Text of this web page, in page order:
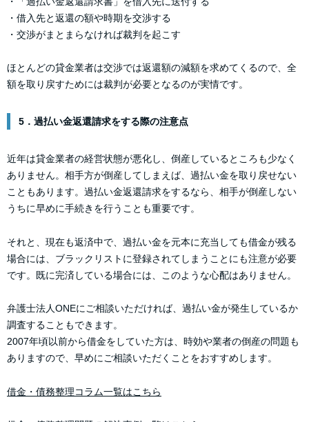
・借入先と返還の額や時期を交渉する
・交渉がまとまらなければ裁判を起こす
ほとんどの貸金業者は交渉では返還額の減額を求めてくるので、全
額を取り戻すためには裁判が必要となるのが実情です。
5．過払い金返還請求をする際の注意点
近年は貸金業者の経営状態が悪化し、倒産しているところも少なく
ありません。相手方が倒産してしまえば、過払い金を取り戻せない
こともあります。過払い金返還請求をするなら、相手が倒産しない
うちに早めに手続きを行うことも重要です。
それと、現在も返済中で、過払い金を元本に充当しても借金が残る
場合には、ブラックリストに登録されてしまうことにも注意が必要
です。既に完済している場合には、このような心配はありません。
弁護士法人ONEにご相談いただければ、過払い金が発生しているか
調査することもできます。
2007年頃以前から借金をしていた方は、時効や業者の倒産の問題も
ありますので、早めにご相談いただくことをおすすめします。
借金・債務整理コラム一覧はこちら